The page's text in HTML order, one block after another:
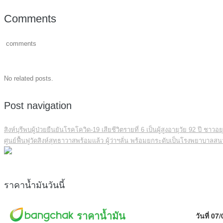
Comments
comments
No related posts.
Post navigation
สิงห์บุรีพบผู้ป่วยยืนยันโรคโควิด-19 เสียชีวิตรายที่ 6 เป็นผู้สูงอายุวัย 92 ปี ชาวอ
ศูนย์ฟื้นฟูวัดสิงห์สุทธาวาสพร้อมแล้ว ผู้ว่าฯลั่น พร้อมยกระดับเป็นโรงพยาบาลสน
ราคาน้ำมันวันนี้